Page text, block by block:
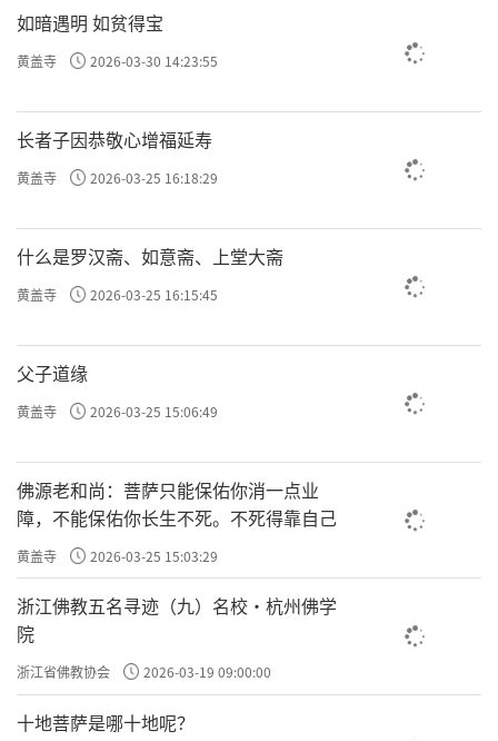
如暗遇明 如贫得宝
黄盖寺 2026-03-30 14:23:55
长者子因恭敬心增福延寿
黄盖寺 2026-03-25 16:18:29
什么是罗汉斋、如意斋、上堂大斋
黄盖寺 2026-03-25 16:15:45
父子道缘
黄盖寺 2026-03-25 15:06:49
佛源老和尚：菩萨只能保佑你消一点业
障，不能保佑你长生不死。不死得靠自己
黄盖寺 2026-03-25 15:03:29
浙江佛教五名寻迹（九）名校·杭州佛学
院
浙江省佛教协会 2026-03-19 09:00:00
十地菩萨是哪十地呢？